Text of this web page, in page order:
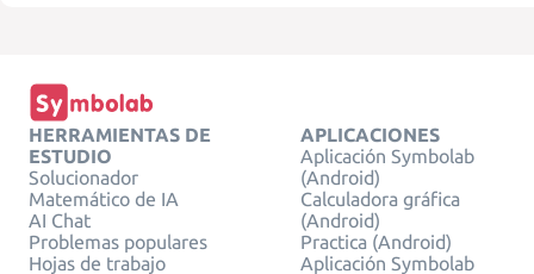
HERRAMIENTAS DE
ESTUDIO
Solucionador
Matemático de IA
AI Chat
Problemas populares
Hojas de trabajo
APLICACIONES
Aplicación Symbolab
(Android)
Calculadora gráfica
(Android)
Practica (Android)
Aplicación Symbolab